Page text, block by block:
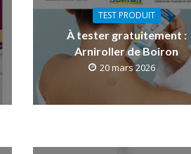
TEST PRODUIT
À tester gratuitement :
Arniroller de Boiron
20 mars 2026